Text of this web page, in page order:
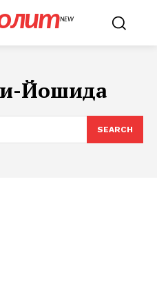
NEW
Йошида
SEARCH